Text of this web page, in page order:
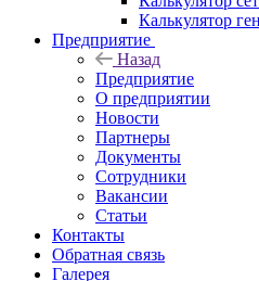
Калькулятор
Предприятие
Назад
Предприятие
О предприятии
Новости
Партнеры
Документы
Сотрудники
Вакансии
Статьи
Контакты
Обратная связь
Галерея